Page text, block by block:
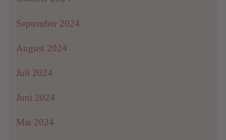
September 2024
August 2024
Juli 2024
Juni 2024
Mai 2024